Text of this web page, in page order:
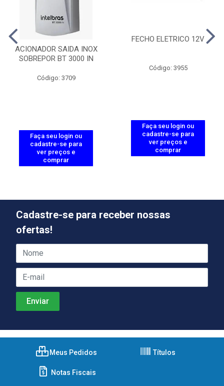
ACIONADOR SAIDA INOX
SOBREPOR BT 3000 IN
Código: 3709
Faça seu login ou
cadastre-se para
ver preços e
comprar
FECHO ELETRICO 12V
Código: 3955
Faça seu login ou
cadastre-se para
ver preços e
comprar
Cadastre-se para receber nossas
ofertas!
Meus Pedidos Títulos
Notas Fiscais